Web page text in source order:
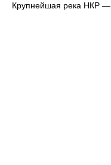
Крупнейшая река НКР —